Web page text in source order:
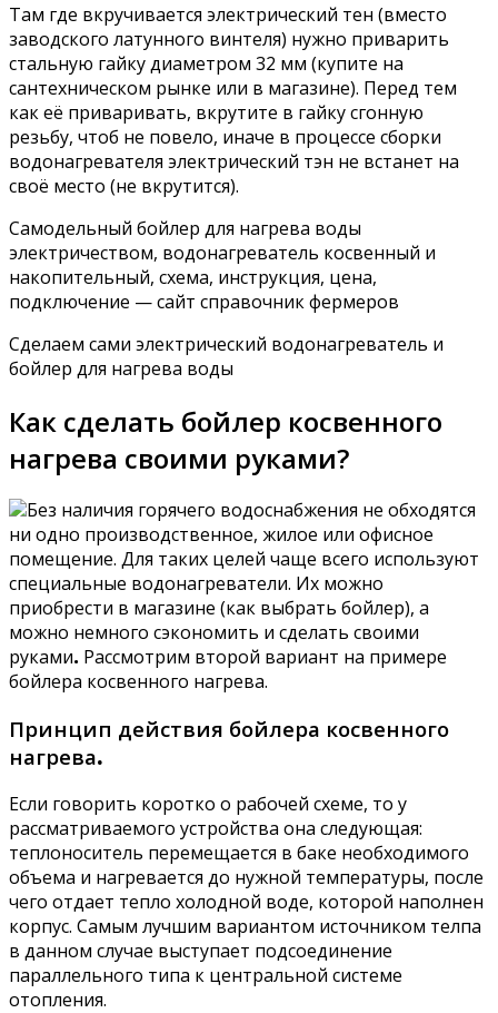
Там где вкручивается электрический тен (вместо
заводского латунного винтеля) нужно приварить
стальную гайку диаметром 32 мм (купите на
сантехническом рынке или в магазине). Перед тем
как её приваривать, вкрутите в гайку сгонную
резьбу, чтоб не повело, иначе в процессе сборки
водонагревателя электрический тэн не встанет на
своё место (не вкрутится).
Самодельный бойлер для нагрева воды
электричеством, водонагреватель косвенный и
накопительный, схема, инструкция, цена,
подключение — сайт справочник фермеров
Сделаем сами электрический водонагреватель и
бойлер для нагрева воды
Как сделать бойлер косвенного
нагрева своими руками?
Без наличия горячего водоснабжения не обходятся
ни одно производственное, жилое или офисное
помещение. Для таких целей чаще всего используют
специальные водонагреватели. Их можно
приобрести в магазине (как выбрать бойлер), а
можно немного сэкономить и сделать своими
руками. Рассмотрим второй вариант на примере
бойлера косвенного нагрева.
Принцип действия бойлера косвенного
нагрева.
Если говорить коротко о рабочей схеме, то у
рассматриваемого устройства она следующая:
теплоноситель перемещается в баке необходимого
объема и нагревается до нужной температуры, после
чего отдает тепло холодной воде, которой наполнен
корпус. Самым лучшим вариантом источником телпа
в данном случае выступает подсоединение
параллельного типа к центральной системе
отопления.